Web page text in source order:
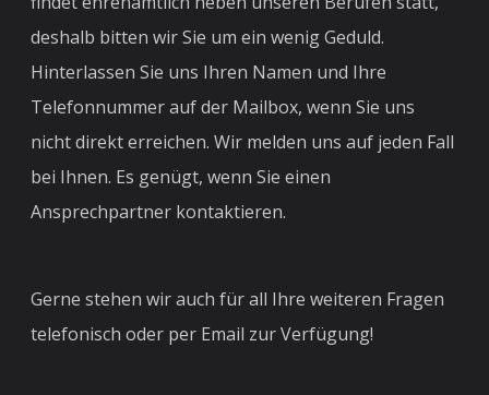
deshalb bitten wir Sie um ein wenig Geduld.
Hinterlassen Sie uns Ihren Namen und Ihre
Telefonnummer auf der Mailbox, wenn Sie uns
nicht direkt erreichen. Wir melden uns auf jeden Fall
bei Ihnen. Es genügt, wenn Sie einen
Ansprechpartner kontaktieren.
Gerne stehen wir auch für all Ihre weiteren Fragen
telefonisch oder per Email zur Verfügung!